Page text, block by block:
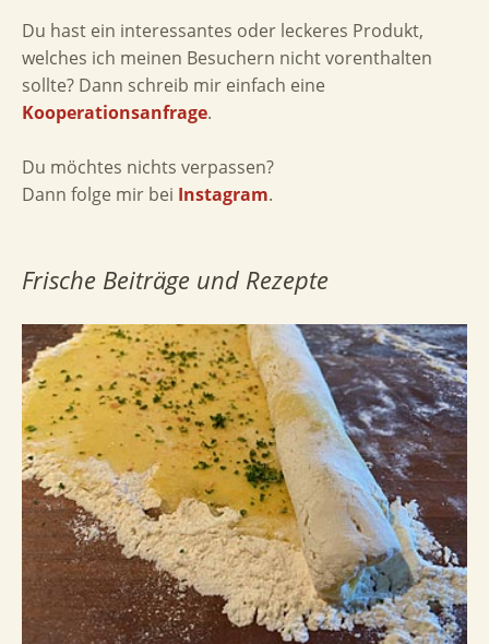
Du hast ein interessantes oder leckeres Produkt,
welches ich meinen Besuchern nicht vorenthalten
sollte? Dann schreib mir einfach eine
Kooperationsanfrage.
Du möchtes nichts verpassen?
Dann folge mir bei Instagram.
Frische Beiträge und Rezepte